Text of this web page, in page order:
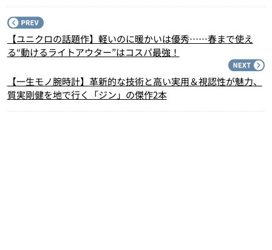
【ユニクロの話題作】軽いのに暖かいは優秀……春まで使え
る“動けるライトアウター”はコスパ最強！
【一生モノ腕時計】革新的な技術と高い実用＆視認性が魅力、
質実剛健を地で行く「ジン」の傑作2本